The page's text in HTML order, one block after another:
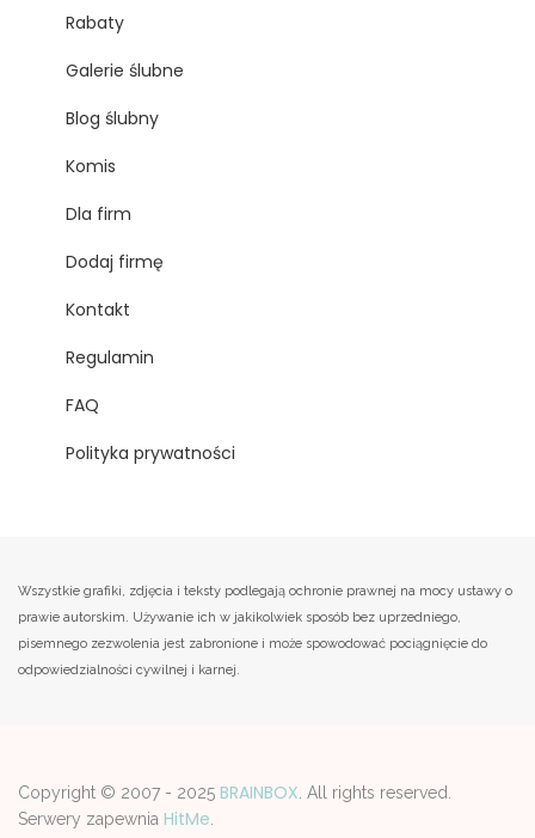
Rabaty
Galerie ślubne
Blog ślubny
Komis
Dla firm
Dodaj firmę
Kontakt
Regulamin
FAQ
Polityka prywatności
Wszystkie grafiki, zdjęcia i teksty podlegają ochronie prawnej na mocy ustawy o
prawie autorskim. Używanie ich w jakikolwiek sposób bez uprzedniego,
pisemnego zezwolenia jest zabronione i może spowodować pociągnięcie do
odpowiedzialności cywilnej i karnej.
Copyright © 2007 - 2025 BRAINBOX. All rights reserved.
Serwery zapewnia HitMe.